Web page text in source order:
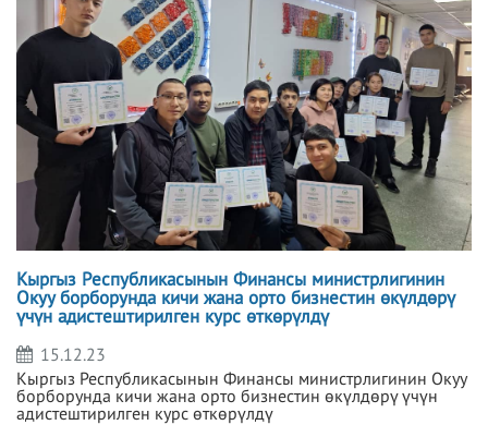
Кыргыз Республикасынын Финансы министрлигинин
Окуу борборунда кичи жана орто бизнестин өкүлдөрү
үчүн адистештирилген курс өткөрүлдү
15.12.23
Кыргыз Республикасынын Финансы министрлигинин Окуу
борборунда кичи жана орто бизнестин өкүлдөрү үчүн
адистештирилген курс өткөрүлдү